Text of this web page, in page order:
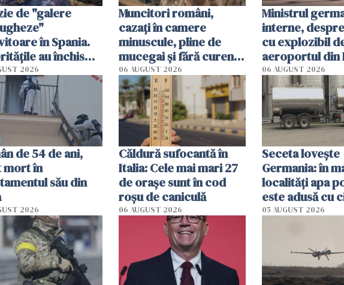
de "galere
în Spania.
au închis
plaje din San
2026
Muncitori români,
cazați în camere
minuscule, pline de
mucegai și fără curent.
Inspectorii primăriei
din Germania i-au
evacuat pe loc
06 AUGUST 2026
Ministrul
interne,
cu explozibil
aeroportul din
Un "scenariu
hibrid"
06 AUGUST 2026
de 54 de ani,
mort în
său din
2026
Căldură sufocantă în
Italia: Cele mai mari 27
de orașe sunt în cod
roșu de caniculă
06 AUGUST 2026
Seceta lovește
Germania: în
localități apa
este adusă cu
de lapte.
05 AUGUST 2026